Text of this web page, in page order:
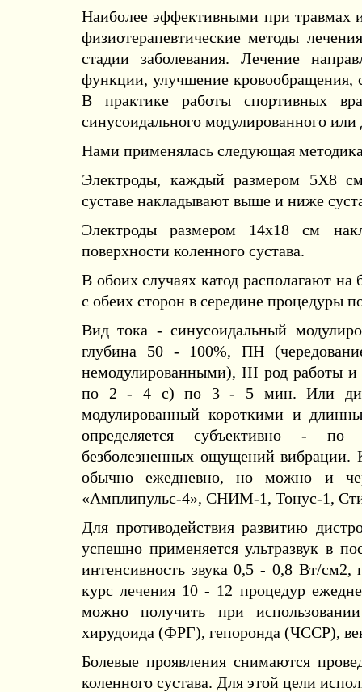
Наиболее эффективными при травмах и
физиотерапевтические методы
стадии заболевания. Лечение
функции, улучшение кровообращения,
В практике работы спортивных
синусоидального модулированного
Нами применялась следующая
Электроды, каждый размером 5X8
суставе накладывают выше и ниже
Электроды размером 14x18 см
поверхности коленного сустава.
В обоих случаях катод располагают
с обеих сторон в середине процедуры
Вид тока - синусоидальный
глубина 50 - 100%, ПН
немодулированными), III род работы
по 2 - 4 с) по 3 - 5 мин. Или
модулированный короткими и
определяется субъективно -
безболезненных ощущений вибрации.
обычно ежедневно, но можно и
«Амплипульс-4», СНИМ-1, Тонус-1,
Для противодействия развитию
успешно применяется ультразвук в
интенсивность звука 0,5 - 0,8 Вт/
курс лечения 10 - 12 процедур
можно получить при
хирудоида (ФРГ), гепоронда (ЧССР),
Болевые проявления снимаются
коленного сустава. Для этой цели